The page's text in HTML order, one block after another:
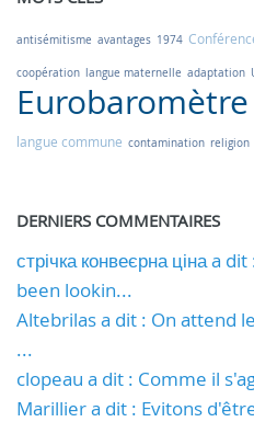
antisémitisme avantages 1974
coopération langue maternelle adaptation
Eurobaromètre
langue commune contamination religion
DERNIERS COMMENTAIRES
стрічка конвеєрна ціна a
been lookin...
Altebrilas a dit : On attend
...
clopeau a dit : Comme il
Marillier a dit : Evitons